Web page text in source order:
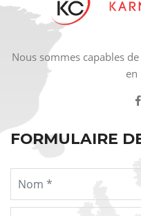
Nous sommes capables
en
FORMULAIRE